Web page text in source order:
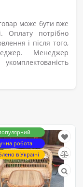
може бути вже
Оплату потрібно
і після того,
Менеджер
робота
в Україні